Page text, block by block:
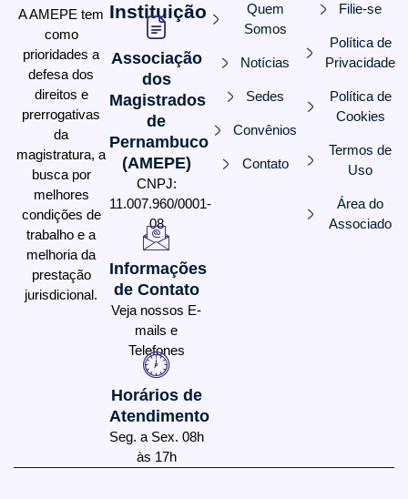
A AMEPE tem
como
prioridades a
defesa dos
direitos e
prerrogativas
da
magistratura, a
busca por
melhores
condições de
trabalho e a
melhoria da
prestação
jurisdicional.
Instituição
Associação
dos
Magistrados
de
Pernambuco
(AMEPE)
CNPJ:
11.007.960/0001-
08
Informações
de Contato
Veja nossos E-
mails e
Telefones
Horários de
Atendimento
Seg. a Sex. 08h
às 17h
Quem
Somos
Notícias
Sedes
Convênios
Contato
Filie-se
Política de
Privacidade
Política de
Cookies
Termos de
Uso
Área do
Associado